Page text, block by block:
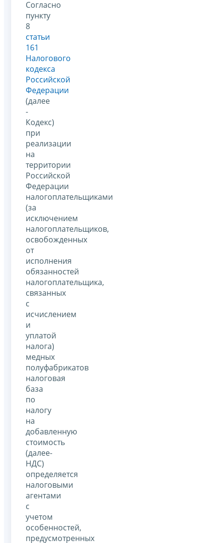
Согласно
пункту
8
статьи
161
Налогового
кодекса
Российской
Федерации
(далее
-
Кодекс)
при
реализации
на
территории
Российской
Федерации
налогоплательщиками
(за
исключением
налогоплательщиков,
освобожденных
от
исполнения
обязанностей
налогоплательщика,
связанных
с
исчислением
и
уплатой
налога)
медных
полуфабрикатов
налоговая
база
по
налогу
на
добавленную
стоимость
(далее-
НДС)
определяется
налоговыми
агентами
с
учетом
особенностей,
предусмотренных